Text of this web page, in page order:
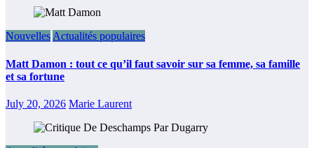
Nouvelles Actualités populaires
Matt Damon : tout ce qu’il faut savoir sur sa femme, sa famille
et sa fortune
July 20, 2026 Marie Laurent